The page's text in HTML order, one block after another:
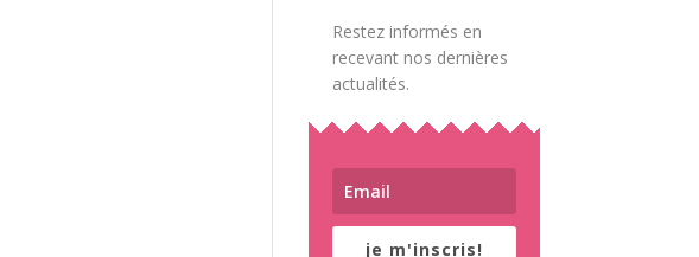
Restez informés en
recevant nos dernières
actualités.
je m'inscris!